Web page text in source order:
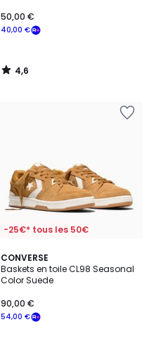
40,00 €
50,00 €
4,6
/
-25€* tous les 50€
CONVERSE
Baskets en toile CL98 Seasonal
Color Suede
54,00 €
90,00 €